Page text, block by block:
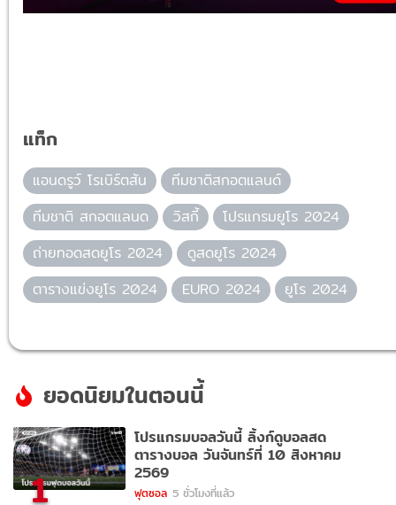
แท็ก
แอนดรูว์ โรเบิร์ตสัน
ทีมชาติสกอตแลนด์
ทีมชาติ สกอตแลนด
วิสกี้
โปรแกรมยูโร 2024
ถ่ายทอดสดยูโร 2024
ดูสดยูโร 2024
ตารางแข่งยูโร 2024
EURO 2024 ยูโร 2024
ยอดนิยมในตอนนี้
1
โปรแกรมบอลวันนี้ ลิ้งก์ดูบอลสด
ตารางบอล วันจันทร์ที่ 10 สิงหาคม
2569
ฟุตซอล 5 ชั่วโมงที่แล้ว